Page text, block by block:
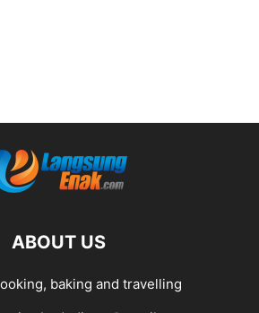
ABOUT US
baking and travelling